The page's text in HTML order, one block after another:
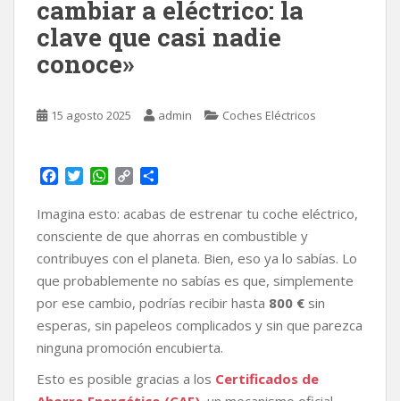
cambiar a eléctrico: la
clave que casi nadie
conoce»
15 agosto 2025 admin Coches Eléctricos
c
e
b
o
o
k
i
t
t
e
r
W
a
t
s
A
p
p
p
y
L
n
k
m
p
a
r
t
i
r
Imagina esto: acabas de estrenar tu coche eléctrico,
consciente de que ahorras en combustible y
contribuyes con el planeta. Bien, eso ya lo sabías. Lo
que probablemente no sabías es que, simplemente
por ese cambio, podrías recibir hasta 800 € sin
esperas, sin papeleos complicados y sin que parezca
ninguna promoción encubierta.
Esto es posible gracias a los Certificados de